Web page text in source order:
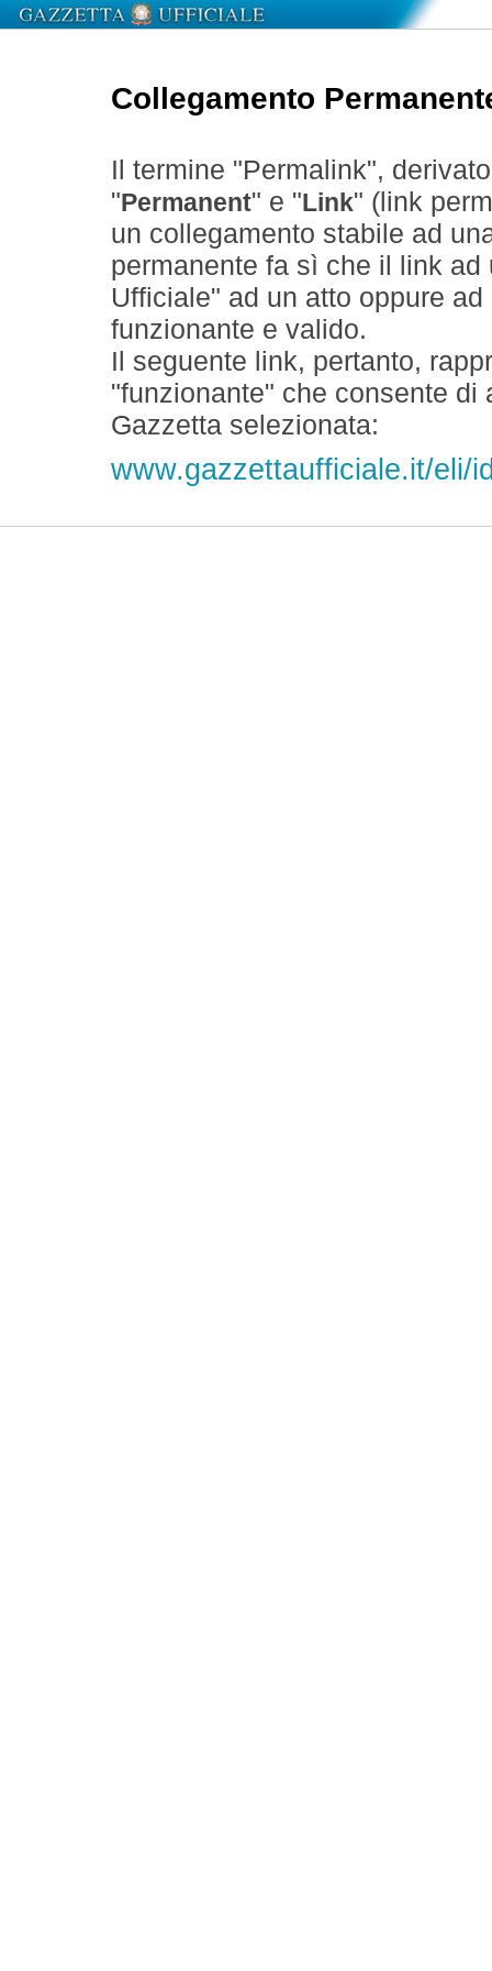
Collegamento
Il termine "Permalink",
" Permanent" e " Link" (link
un collegamento stabile ad
permanente fa sì che il link
Ufficiale" ad un atto oppure
funzionante e valido.
Il seguente link, pertanto,
"funzionante" che consente
Gazzetta selezionata:
www.gazzettaufficiale.it/eli/